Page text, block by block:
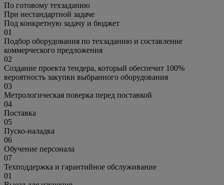
По готовому техзаданию
При нестандартной задаче
Под конкретную задачу и бюджет
01
Подбор оборудования по техзаданию и составление
коммерческого предложения
02
Создание проекта тендера, который обеспечит 100%
вероятность закупки выбранного оборудования
03
Метрологическая поверка перед поставкой
04
Поставка
05
Пуско-наладка
06
Обучение персонала
07
Техподдержка и гарантийное обслуживание
01